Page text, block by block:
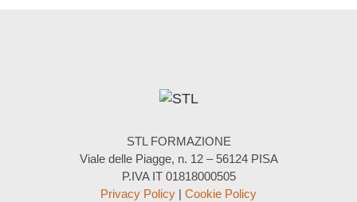
STL FORMAZIONE
Viale delle Piagge, n. 12 – 56124 PISA
P.IVA IT 01818000505
Privacy Policy | Cookie Policy